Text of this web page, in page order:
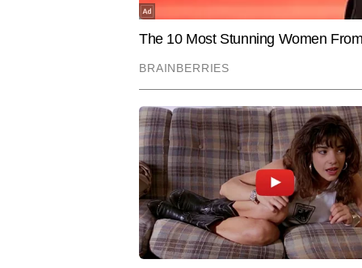
के बाद वह पिछले 10 सालों से
आइडियाज को आकर्षक और एंगेजिंग
हेडलाइन बनाने की क्षमता उन्हें